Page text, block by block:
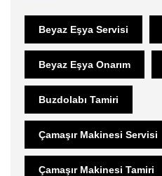
Beyaz Eşya Servisi
Beyaz Eşya Onarım
Buzdolabı Tamiri
Çamaşır Makinesi Servisi
Çamaşır Makinesi Tamiri